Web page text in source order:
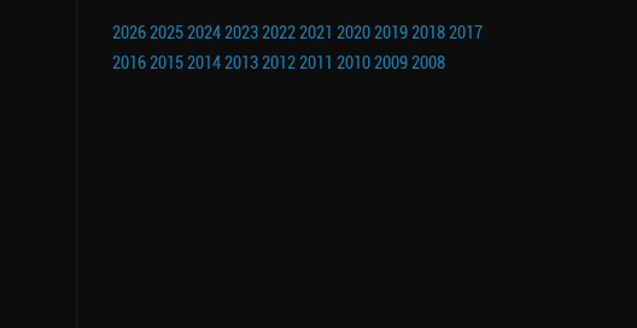
202620252024202320222021 2020201920182017
201620152014201320122011 201020092008